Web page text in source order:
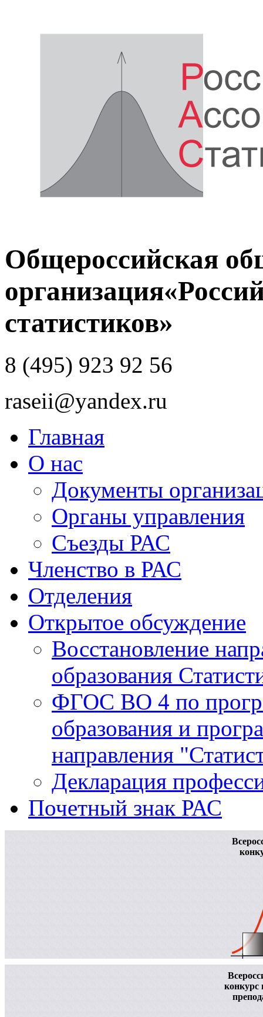
Общероссийская
организация
статистиков»
8 (495) 923 92 56
raseii@yandex.ru
Главная
О нас
Документы
Органы управления
Съезды РАС
Членство в РАС
Отделения
Открытое обсуждение
Восстановление
образования
ФГОС ВО 4 по
образования и
направления
Декларация
Почетный знак РАС
конкурс